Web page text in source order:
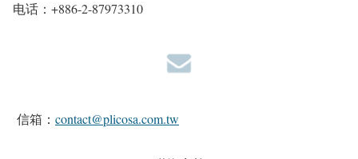
电话：+886-2-87973310
信箱： contact@plicosa.com.tw